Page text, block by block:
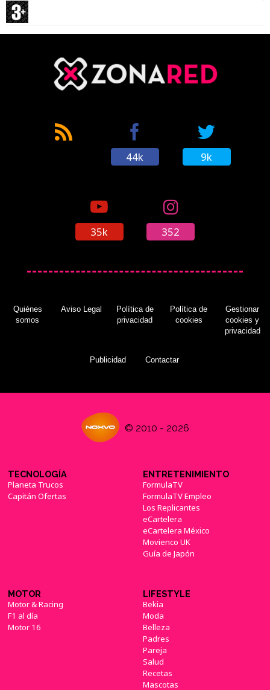
44k 9k
35k 352
Quiénes
somos
Aviso Legal
Política de
privacidad
Política de
cookies
Gestionar
cookies y
privacidad
Publicidad Contactar
© 2010 - 2026
TECNOLOGÍA
Planeta Trucos
Capitán Ofertas
ENTRETENIMIENTO
FormulaTV
FormulaTV Empleo
Los Replicantes
eCartelera
eCartelera México
Movienco UK
Guía de Japón
MOTOR
Motor & Racing
F1 al día
Motor 16
LIFESTYLE
Bekia
Moda
Belleza
Padres
Pareja
Salud
Recetas
Mascotas